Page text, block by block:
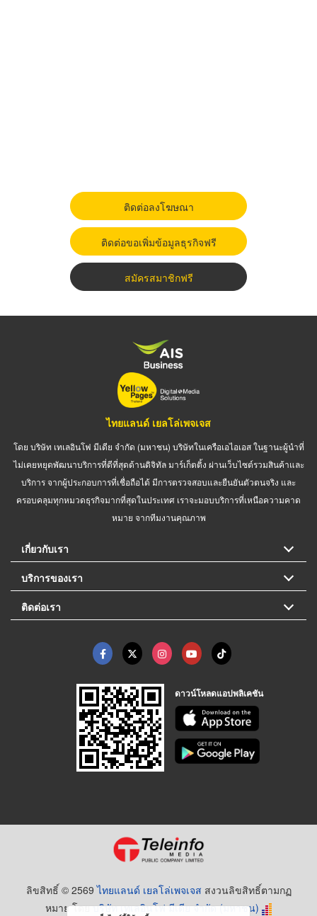
ติดต่อลงโฆษณา
ติดต่อขอเพิ่มข้อมูลธุรกิจฟรี
สมัครสมาชิกฟรี
ไทยแลนด์ เยลโล่เพจเจส
โดย บริษัท เทเลอินโฟ มีเดีย จำกัด (มหาชน) บริษัทในเครือเอไอเอส ในฐานะผู้นำที่
ไม่เคยหยุดพัฒนาบริการที่ดีที่สุดด้านดิจิทัล มาร์เก็ตติ้ง ผ่านเว็บไซต์รวมสินค้าและ
บริการ จากผู้ประกอบการที่เชื่อถือได้ มีการตรวจสอบและยืนยันตัวตนจริง และ
ครอบคลุมทุกหมวดธุรกิจมากที่สุดในประเทศ เราจะมอบบริการที่เหนือความคาด
หมาย จากทีมงานคุณภาพ
เกี่ยวกับเรา
บริการของเรา
ติดต่อเรา
ดาวน์โหลดแอปพลิเคชัน
ลิขสิทธิ์ © 2569ไทยแลนด์ เยลโล่เพจเจส สงวนลิขสิทธิ์ตามกฏ
หมาย โดยบริษัท เทเลอินโฟ มีเดีย จำกัด (มหาชน)